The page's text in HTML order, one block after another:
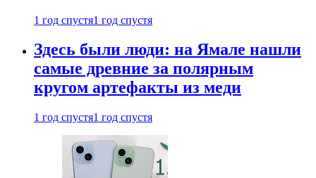
1 год спустя1 год спустя
Здесь были люди: на Ямале нашли
самые древние за полярным
кругом артефакты из меди
1 год спустя1 год спустя